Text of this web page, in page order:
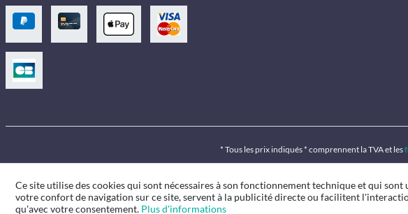
* Tous les prix indiqués * comprennent la TVA et les
Ce site utilise des cookies qui sont nécessaires à son fonctionnement technique et qui
votre confort de navigation sur ce site, servent à la publicité directe ou facilitent
qu'avec votre consentement. Plus d'informations